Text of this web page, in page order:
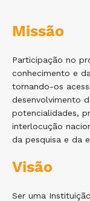
Missão
Participação no
conhecimento e
tornando-os
desenvolvimento
potencialidades,
interlocução
da pesquisa e da
Visão
Ser uma